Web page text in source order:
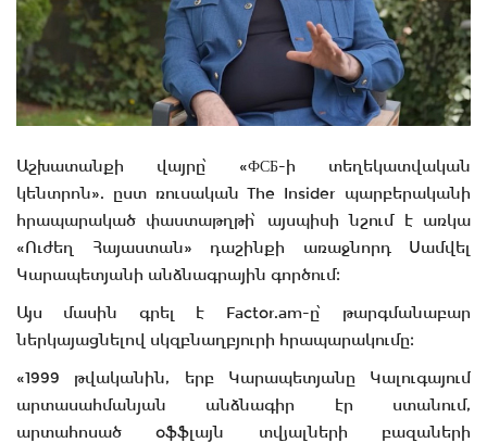
Աշխատանքի վայրը՝ «ФСБ-ի տեղեկատվական
կենտրոն». ըստ ռուսական The Insider պարբերականի
հրապարակած փաստաթղթի՝ այսպիսի նշում է առկա
«Ուժեղ Հայաստան» դաշինքի առաջնորդ Սամվել
Կարապետյանի անձնագրային գործում։
Այս մասին գրել է Factor.am-ը՝ թարգմանաբար
ներկայացնելով սկզբնաղբյուրի հրապարակումը։
«1999 թվականին, երբ Կարապետյանը Կալուգայում
արտասահմանյան անձնագիր էր ստանում,
արտահոսած օֆֆլայն տվյալների բազաների